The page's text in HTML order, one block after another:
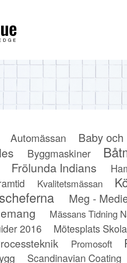
Automässan Baby och
Byggmaskiner
Frölunda Indians
Kvalitetsmässan
Meg -
Mässans Tidning
2016 Mötesplats Skola
Promosoft
Scandinavian Coating